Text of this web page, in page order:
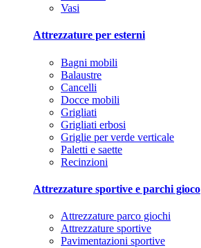
Vasi
Attrezzature per esterni
Bagni mobili
Balaustre
Cancelli
Docce mobili
Grigliati
Grigliati erbosi
Griglie per verde verticale
Paletti e saette
Recinzioni
Attrezzature sportive e parchi gioco
Attrezzature parco giochi
Attrezzature sportive
Pavimentazioni sportive